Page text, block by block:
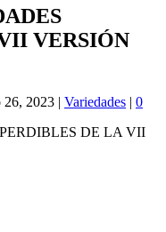
VERSIÓN
26, 2023 | Variedades | 0